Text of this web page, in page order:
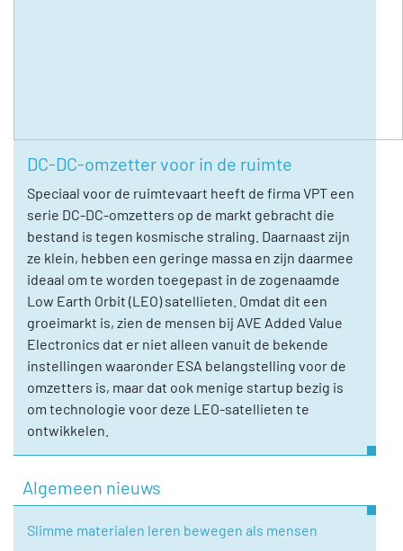
DC-DC-omzetter voor in de ruimte
Speciaal voor de ruimtevaart heeft de firma VPT een
serie DC-DC-omzetters op de markt gebracht die
bestand is tegen kosmische straling. Daarnaast zijn
ze klein, hebben een geringe massa en zijn daarmee
ideaal om te worden toegepast in de zogenaamde
Low Earth Orbit (LEO) satellieten. Omdat dit een
groeimarkt is, zien de mensen bij AVE Added Value
Electronics dat er niet alleen vanuit de bekende
instellingen waaronder ESA belangstelling voor de
omzetters is, maar dat ook menige startup bezig is
om technologie voor deze LEO-satellieten te
ontwikkelen.
Algemeen nieuws
Slimme materialen leren bewegen als mensen